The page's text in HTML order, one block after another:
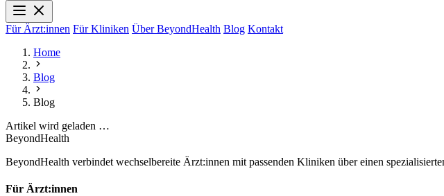
Für Ärzt:innen Für Kliniken Über BeyondHealth Blog Kontakt
Home
Blog
Blog
Artikel wird geladen …
BeyondHealth
BeyondHealth verbindet wechselbereite Ärzt:innen mit passenden Kliniken über einen
Für Ärzt:innen